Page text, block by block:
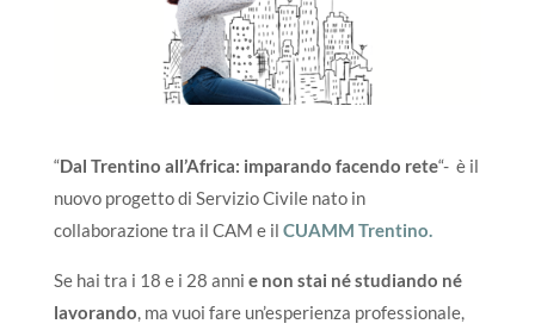
“Dal Trentino all’Africa: imparando facendo rete“- è il
nuovo progetto di Servizio Civile nato in
collaborazione tra il CAM e il CUAMM Trentino.
Se hai tra i 18 e i 28 anni e non stai né studiando né
lavorando, ma vuoi fare un’esperienza professionale,